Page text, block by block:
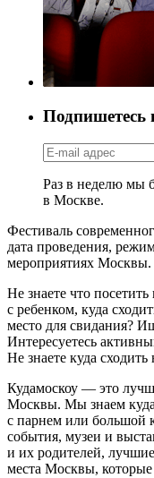
Подпишетесь
Раз в неделю мы
в Москве.
Фестиваль
дата проведения,
мероприятиях Москвы.
Не знаете что
с ребенком, куда
место для свидания?
Интересуетесь
Не знаете куда
Кудамоскоу — это
Москвы. Мы знаем
с парнем или большой
события, музеи и
и их родителей,
места Москвы, которые